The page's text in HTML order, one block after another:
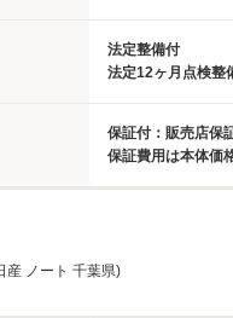
法定整備付
法定12ヶ月点検整
保証付：販売店
保証費用は本体価
産 ノート 千葉県)